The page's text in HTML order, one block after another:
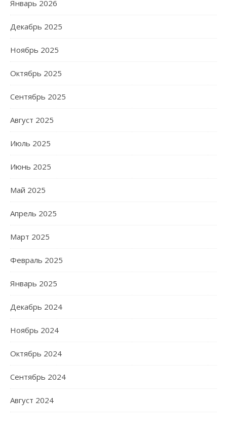
Январь 2026
Декабрь 2025
Ноябрь 2025
Октябрь 2025
Сентябрь 2025
Август 2025
Июль 2025
Июнь 2025
Май 2025
Апрель 2025
Март 2025
Февраль 2025
Январь 2025
Декабрь 2024
Ноябрь 2024
Октябрь 2024
Сентябрь 2024
Август 2024